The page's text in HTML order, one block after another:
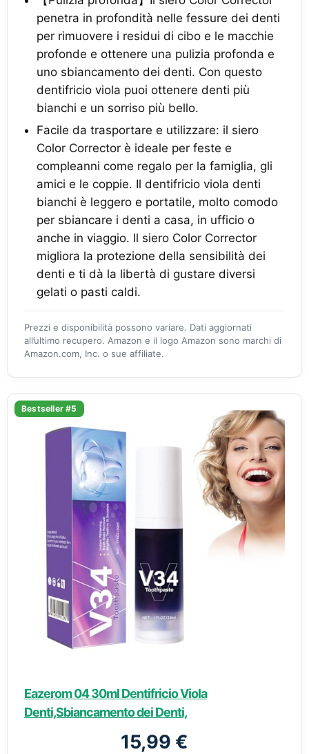
penetra in profondità nelle fessure dei denti
per rimuovere i residui di cibo e le macchie
profonde e ottenere una pulizia profonda e
uno sbiancamento dei denti. Con questo
dentifricio viola puoi ottenere denti più
bianchi e un sorriso più bello.
Facile da trasportare e utilizzare: il siero
Color Corrector è ideale per feste e
compleanni come regalo per la famiglia, gli
amici e le coppie. Il dentifricio viola denti
bianchi è leggero e portatile, molto comodo
per sbiancare i denti a casa, in ufficio o
anche in viaggio. Il siero Color Corrector
migliora la protezione della sensibilità dei
denti e ti dà la libertà di gustare diversi
gelati o pasti caldi.
Prezzi e disponibilità possono variare. Dati aggiornati
all’ultimo recupero. Amazon e il logo Amazon sono marchi di
Amazon.com, Inc. o sue affiliate.
Bestseller #5
Eazerom 04 30ml Dentifricio Viola
Denti,Sbiancamento dei Denti,
15,99 €